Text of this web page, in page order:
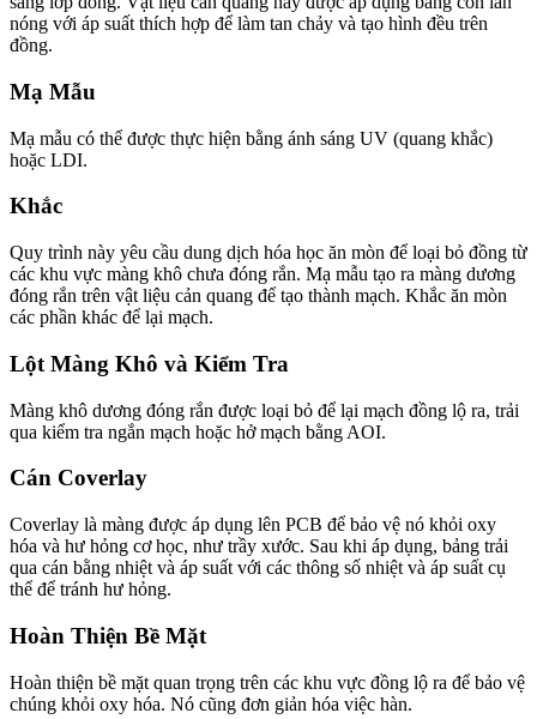
nóng với áp suất thích hợp để làm tan chảy và tạo hình đều trên
đồng.
Mạ Mẫu
Mạ mẫu có thể được thực hiện bằng ánh sáng UV (quang khắc)
hoặc LDI.
Khắc
Quy trình này yêu cầu dung dịch hóa học ăn mòn để loại bỏ đồng từ
các khu vực màng khô chưa đóng rắn. Mạ mẫu tạo ra màng dương
đóng rắn trên vật liệu cản quang để tạo thành mạch. Khắc ăn mòn
các phần khác để lại mạch.
Lột Màng Khô và Kiểm Tra
Màng khô dương đóng rắn được loại bỏ để lại mạch đồng lộ ra, trải
qua kiểm tra ngắn mạch hoặc hở mạch bằng AOI.
Cán Coverlay
Coverlay là màng được áp dụng lên PCB để bảo vệ nó khỏi oxy
hóa và hư hỏng cơ học, như trầy xước. Sau khi áp dụng, bảng trải
qua cán bằng nhiệt và áp suất với các thông số nhiệt và áp suất cụ
thể để tránh hư hỏng.
Hoàn Thiện Bề Mặt
Hoàn thiện bề mặt quan trọng trên các khu vực đồng lộ ra để bảo vệ
chúng khỏi oxy hóa. Nó cũng đơn giản hóa việc hàn.